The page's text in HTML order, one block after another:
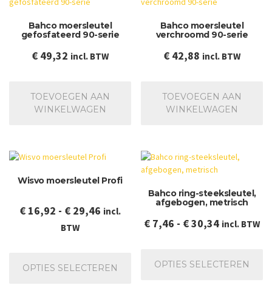
Bahco moersleutel
gefosfateerd 90-serie
€49,32 incl. BTW
TOEVOEGEN AAN
WINKELWAGEN
Bahco moersleutel
verchroomd 90-serie
€ 42,88 incl. BTW
TOEVOEGEN AAN
WINKELWAGEN
Wisvo moersleutel Profi
€16,92 - €29,46Prijsklasse:
incl.
BTW
OPTIES SELECTEREN
product
Bahco ring-steeksleutel,
afgebogen, metrisch
€ 7,46 - €30,34
€ 30,34
incl. BTW
OPTIES SELECTEREN